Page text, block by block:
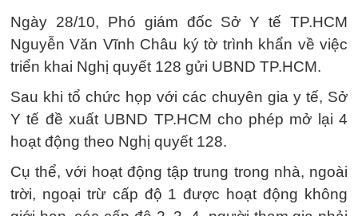
Ngày 28/10, Phó giám đốc Sở Y tế TP.HCM
Nguyễn Văn Vĩnh Châu ký tờ trình khẩn về việc
triển khai Nghị quyết 128 gửi UBND TP.HCM.
Sau khi tổ chức họp với các chuyên gia y tế, Sở
Y tế đề xuất UBND TP.HCM cho phép mở lại 4
hoạt động theo Nghị quyết 128.
Cụ thể, với hoạt động tập trung trong nhà, ngoài
trời, ngoại trừ cấp độ 1 được hoạt động không